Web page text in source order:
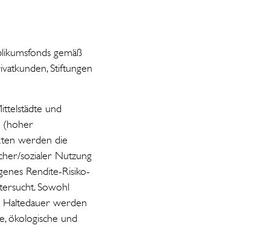
gemäß
Stiftungen
und
(hoher
werden die
sozialer Nutzung
Rendite-Risiko-
Sowohl
Haltedauer werden
ökologische und